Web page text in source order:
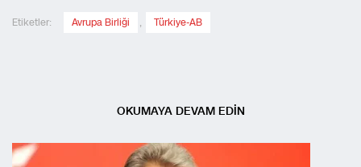
Etiketler: Avrupa Birliği , Türkiye-AB
OKUMAYA DEVAM EDİN